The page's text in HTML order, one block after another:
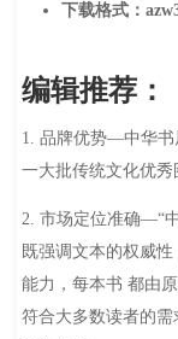
下载格式：
编辑推荐：
1. 品牌优势—中华书
一大批传统文化优秀
2. 市场定位准确—“
既强调文本的权威
能力，每本书 都由
符合大多数读者的